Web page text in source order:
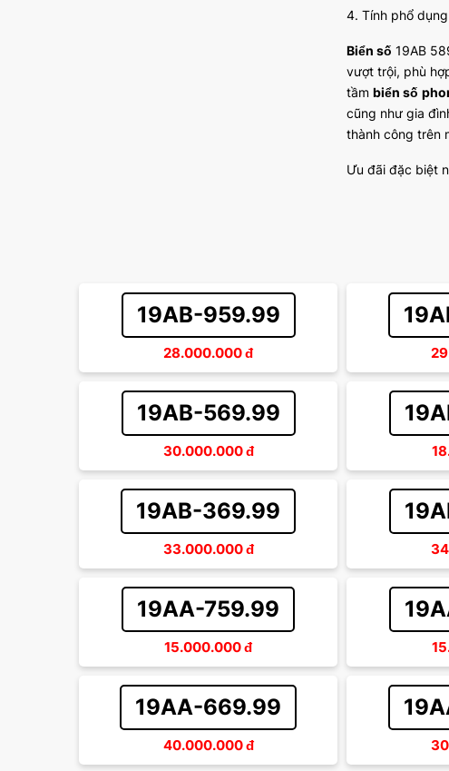
4. Tính phổ
Biển số 19AB
vượt trội, phù
tầm biển số
cũng như gia
thành công trên
Ưu đãi đặc biệt
19AB-959.99
28.000.000đ
19AB-569.99
30.000.000đ
19AB-369.99
33.000.000đ
19AA-759.99
15.000.000đ
19AA-669.99
40.000.000đ